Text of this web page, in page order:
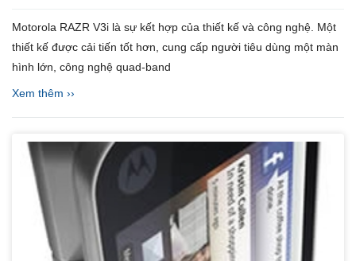
Motorola RAZR V3i là sự kết hợp của thiết kế và công nghệ. Một
thiết kế được cải tiến tốt hơn, cung cấp người tiêu dùng một màn
hình lớn, công nghệ quad-band
Xem thêm ››